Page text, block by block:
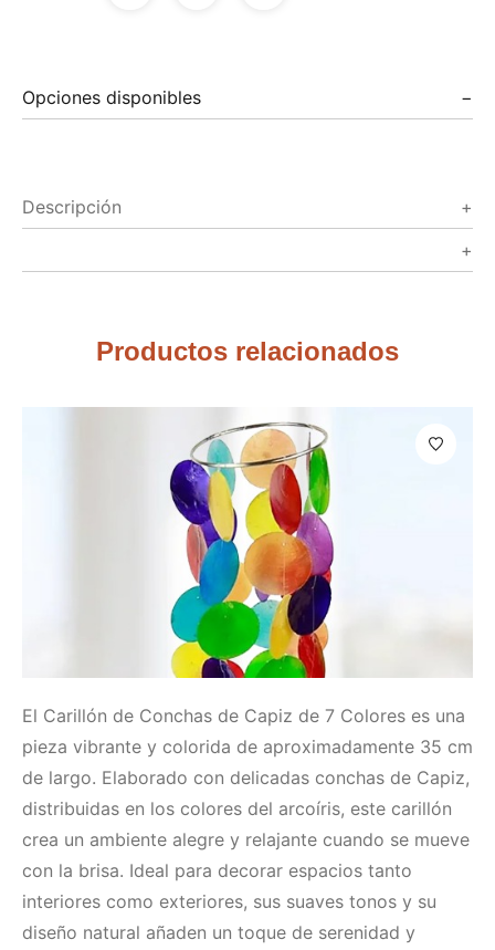
Opciones disponibles
Descripción
Productos relacionados
El Carillón de Conchas de Capiz de 7 Colores es una
pieza vibrante y colorida de aproximadamente 35 cm
de largo. Elaborado con delicadas conchas de Capiz,
distribuidas en los colores del arcoíris, este carillón
crea un ambiente alegre y relajante cuando se mueve
con la brisa. Ideal para decorar espacios tanto
interiores como exteriores, sus suaves tonos y su
diseño natural añaden un toque de serenidad y